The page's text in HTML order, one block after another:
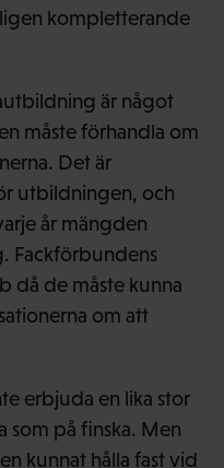
kompletterande
är något
måste förhandla om
Det är
utbildningen, och
år mängden
Fackförbundens
då de måste kunna
om att
erbjuda en lika stor
som på finska. Men
kunnat hålla fast vid